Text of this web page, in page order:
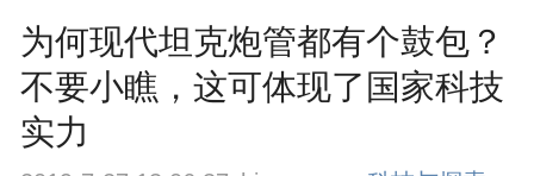
为何现代坦克炮管都有个鼓包？
不要小瞧，这可体现了国家科技
实力